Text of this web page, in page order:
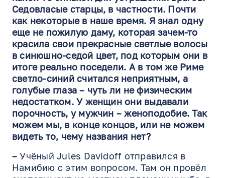
Седовласые старцы, в частности. Почти
как некоторые в наше время. Я знал одну
еще не пожилую даму, которая зачем-то
красила свои прекрасные светлые волосы
в синюшно-седой цвет, под которым они в
итоге реально поседели. А в том же Риме
светло-синий считался неприятным, а
голубые глаза – чуть ли не физическим
недостатком. У женщин они выдавали
порочность, у мужчин – женоподобие. Так
можем мы, в конце концов, или не можем
видеть то, чему названия нет?
– Учёный Jules Davidoff отправился в
Намибию с этим вопросом. Там он провёл